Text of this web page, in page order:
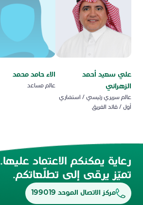
علي سعيد أحمد
الزهراني
عالم سريري رئيسي / استشاري
أول / قائد الفريق
الاء حامد محمد
عالم مساعد
رعاية يمكنكم الاعتماد عليها.
تميّز يرقى إلى تطلّعاتكم.
مركز الاتصال الموحد 199019